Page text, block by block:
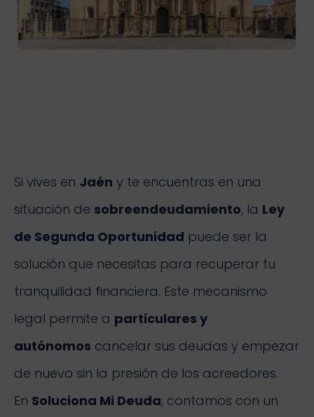
Si vives en Jaén y te encuentras en una
situación de sobreendeudamiento, la Ley
de Segunda Oportunidad puede ser la
solución que necesitas para recuperar tu
tranquilidad financiera. Este mecanismo
legal permite a particulares y
autónomos cancelar sus deudas y empezar
de nuevo sin la presión de los acreedores.
En Soluciona Mi Deuda, contamos con un